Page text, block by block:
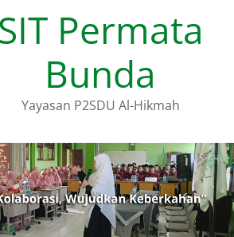
SIT Permata
Bunda
Yayasan P2SDU Al-Hikmah